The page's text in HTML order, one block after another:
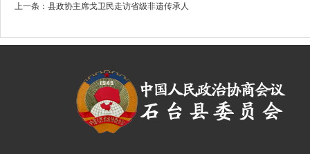
上一条： 县政协主席戈卫民走访省级非遗传承人